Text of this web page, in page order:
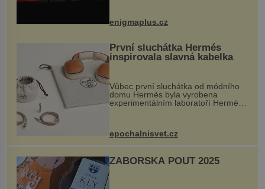
...
enigmaplus.cz
První sluchátka Hermés
inspirovala slavná kabelka
Vůbec první sluchátka od módního
domu Hermès byla vyrobena
experimentálním laboratoří Hermès
kovový...
epochalnisvet.cz
ZÁBOŘSKÁ POUŤ 2025